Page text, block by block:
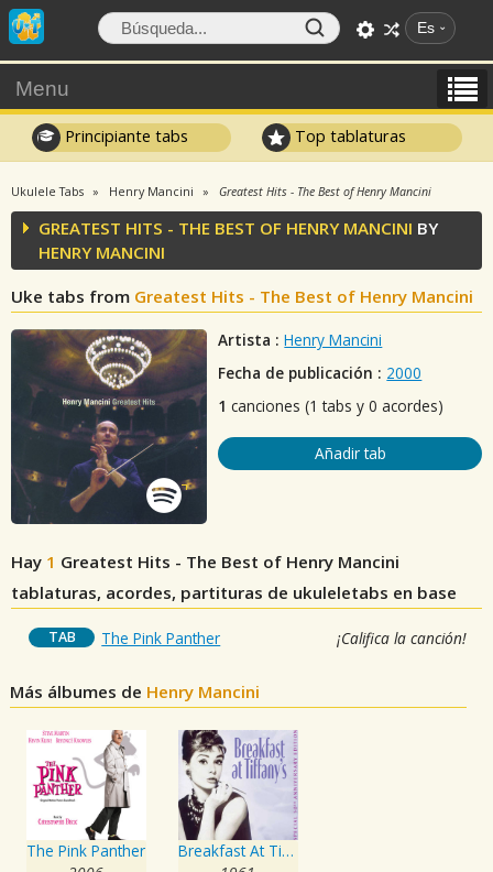
Es
Menu
Principiante tabs Top tablaturas
Ukulele Tabs Henry Mancini Greatest Hits - The Best of Henry Mancini
GREATEST HITS - THE BEST OF HENRY MANCINI BY
HENRY MANCINI
Uke tabs from Greatest Hits - The Best of Henry Mancini
Artista : Henry Mancini
Fecha de publicación : 2000
1 canciones (1 tabs y 0 acordes)
Añadir tab
Hay 1 Greatest Hits - The Best of Henry Mancini
tablaturas, acordes, partituras de ukuleletabs en base
TAB The Pink Panther ¡Califica la canción!
Más álbumes de Henry Mancini
The Pink Panther
Breakfast At Tiffany's